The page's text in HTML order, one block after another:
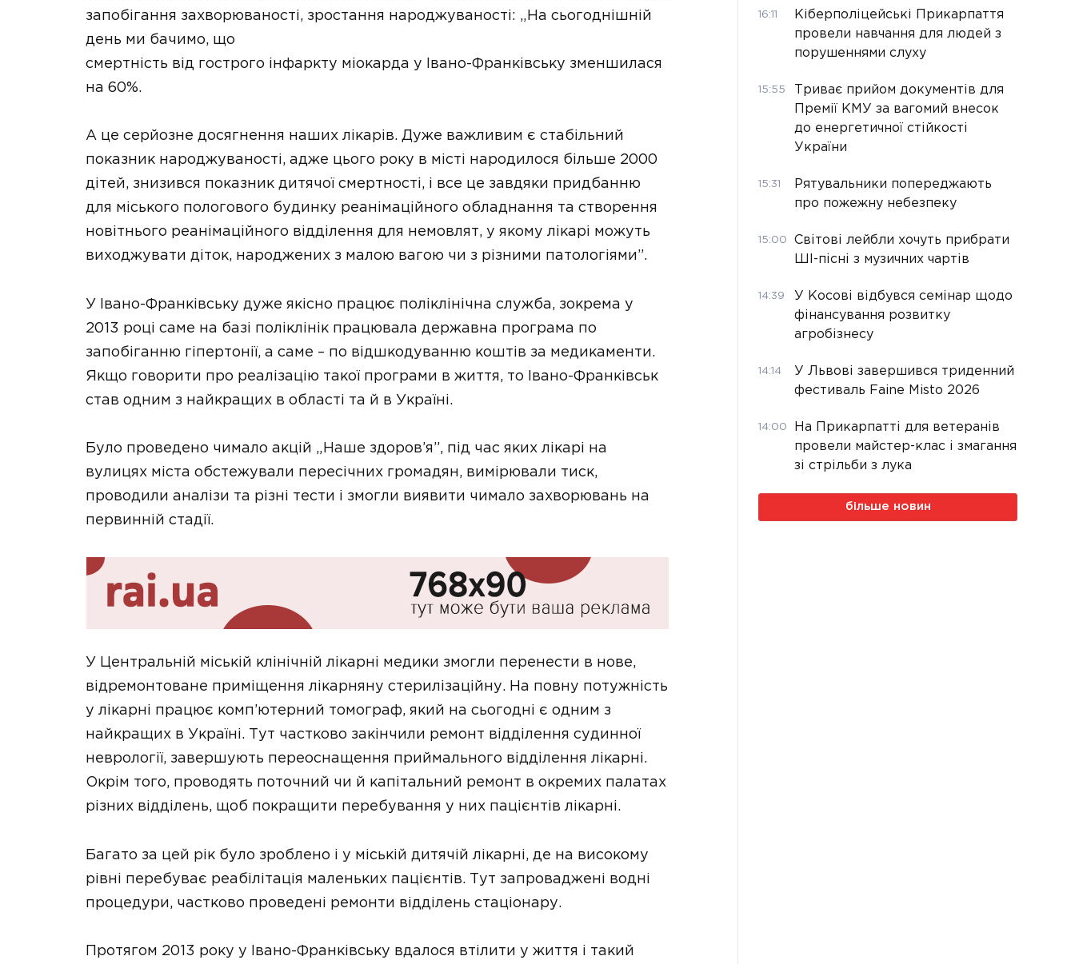
запобігання захворюваності, зростання народжуваності: „На сьогоднішній
день ми бачимо, що
смертність від гострого інфаркту міокарда у Івано-Франківську зменшилася
на 60%.
А це серйозне досягнення наших лікарів. Дуже важливим є стабільний
показник народжуваності, адже цього року в місті народилося більше 2000
дітей, знизився показник дитячої смертності, і все це завдяки придбанню
для міського пологового будинку реанімаційного обладнання та створення
новітнього реанімаційного відділення для немовлят, у якому лікарі можуть
виходжувати діток, народжених з малою вагою чи з різними патологіями”.
У Івано-Франківську дуже якісно працює поліклінічна служба, зокрема у
2013 році саме на базі поліклінік працювала державна програма по
запобіганню гіпертонії, а саме – по відшкодуванню коштів за медикаменти.
Якщо говорити про реалізацію такої програми в життя, то Івано-Франківськ
став одним з найкращих в області та й в Україні.
Було проведено чимало акцій „Наше здоров’я”, під час яких лікарі на
вулицях міста обстежували пересічних громадян, вимірювали тиск,
проводили аналізи та різні тести і змогли виявити чимало захворювань на
первинній стадії.
У Центральній міській клінічній лікарні медики змогли перенести в нове,
відремонтоване приміщення лікарняну стерилізаційну. На повну потужність
у лікарні працює комп’ютерний томограф, який на сьогодні є одним з
найкращих в Україні. Тут частково закінчили ремонт відділення судинної
неврології, завершують переоснащення приймального відділення лікарні.
Окрім того, проводять поточний чи й капітальний ремонт в окремих палатах
різних відділень, щоб покращити перебування у них пацієнтів лікарні.
Багато за цей рік було зроблено і у міській дитячій лікарні, де на високому
рівні перебуває реабілітація маленьких пацієнтів. Тут запроваджені водні
процедури, частково проведені ремонти відділень стаціонару.
Протягом 2013 року у Івано-Франківську вдалося втілити у життя і такий
16:11
Кіберполіцейські Прикарпаття
провели навчання для людей з
порушеннями слуху
15:55
Триває прийом документів для
Премії КМУ за вагомий внесок
до енергетичної стійкості
України
15:31
Рятувальники попереджають
про пожежну небезпеку
15:00
Світові лейбли хочуть прибрати
ШІ-пісні з музичних чартів
14:39
У Косові відбувся семінар щодо
фінансування розвитку
агробізнесу
14:14
У Львові завершився триденний
фестиваль Faine Misto 2026
14:00
На Прикарпатті для ветеранів
провели майстер-клас і змагання
зі стрільби з лука
більше новин